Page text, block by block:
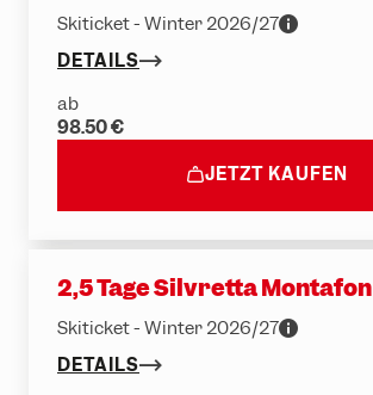
Skiticket - Winter 2026/27
DETAILS
ab
98.50 €
JETZT KAUFEN
2,5 Tage Silvretta Montafon
Skiticket - Winter 2026/27
DETAILS